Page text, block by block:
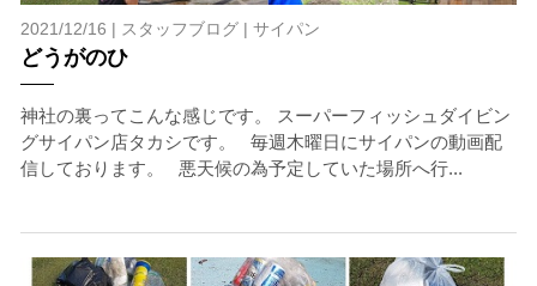
2021/12/16 | スタッフブログ| サイパン
どうがのひ
神社の裏ってこんな感じです。 スーパーフィッシュダイビン
グサイパン店タカシです。 毎週木曜日にサイパンの動画配
信しております。 悪天候の為予定していた場所へ行...